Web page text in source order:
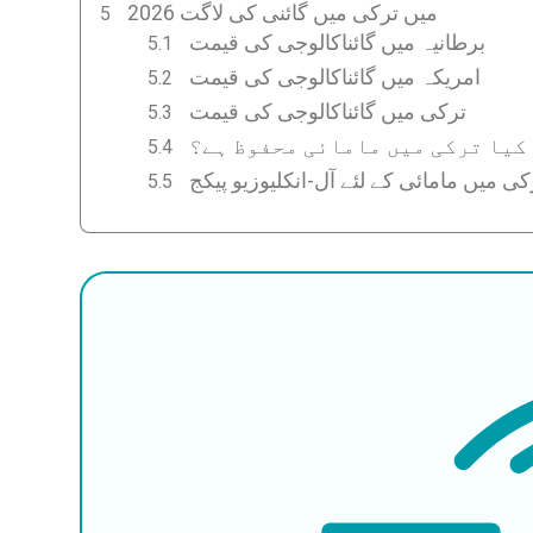
2026 میں ترکی میں گائنی کی لاگت
برطانیہ میں گائناکالوجی کی قیمت
امریکہ میں گائناکالوجی کی قیمت
ترکی میں گائناکالوجی کی قیمت
کیا ترکی میں مامائی محفوظ ہے؟
میں مامائی کے لئے آل-انکلیوزیو پیکج